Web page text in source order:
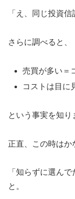
「え、同じ投資
さらに調べると、
売買が多い＝
コストは目に
という事実を知り
正直、この時はか
「知らずに選ん
と。